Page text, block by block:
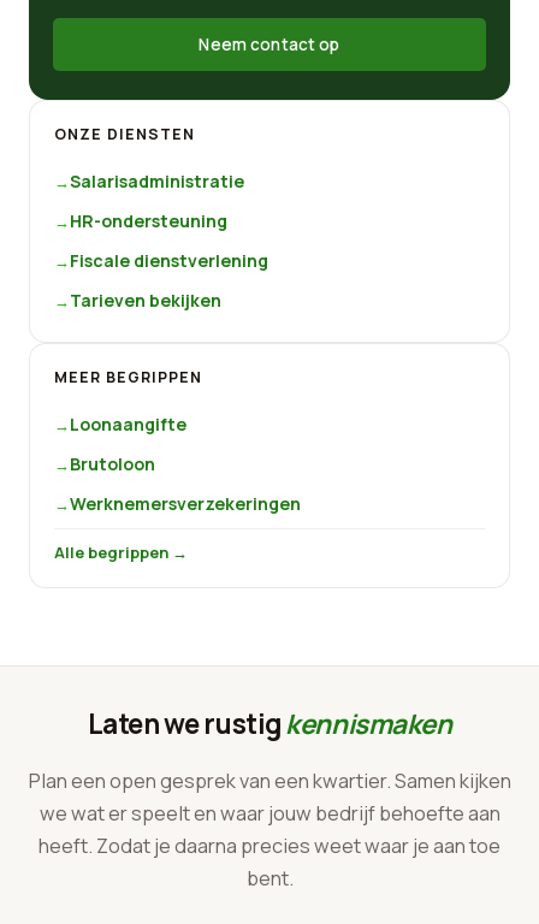
Neem contact op
ONZE DIENSTEN
Salarisadministratie
HR-ondersteuning
Fiscale dienstverlening
Tarieven bekijken
MEER BEGRIPPEN
Loonaangifte
Brutoloon
Werknemersverzekeringen
Alle begrippen →
Laten we rustigkennismaken
Plan een open gesprek van een kwartier. Samen kijken
we wat er speelt en waar jouw bedrijf behoefte aan
heeft. Zodat je daarna precies weet waar je aan toe
bent.